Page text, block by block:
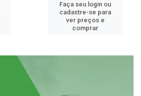
Faça seu login ou
cadastre-se para
ver preços e
comprar